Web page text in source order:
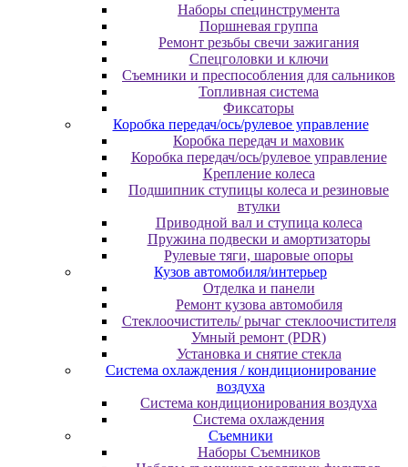
Наборы специнструмента
Поршневая группа
Ремонт резьбы свечи зажигания
Спецголовки и ключи
Съемники и преспособления для сальников
Топливная система
Фиксаторы
Коробка передач/ось/рулевое управление
Коробка передач и маховик
Коробка передач/ось/рулевое управление
Крепление колеса
Подшипник ступицы колеса и резиновые
втулки
Приводной вал и ступица колеса
Пружина подвески и амортизаторы
Рулевые тяги, шаровые опоры
Кузов автомобиля/интерьер
Отделка и панели
Ремонт кузова автомобиля
Стеклоочиститель/ рычаг стеклоочистителя
Умный ремонт (PDR)
Установка и снятие стекла
Система охлаждения / кондиционирование
воздуха
Система кондиционирования воздуха
Система охлаждения
Съемники
Наборы Съемников